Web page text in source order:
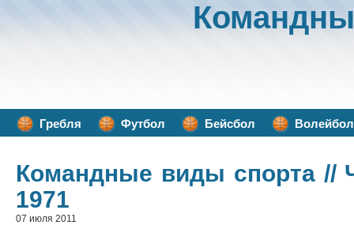
Гребля Футбол Бейсбол Волейбол
Командные виды спорта//
1971
07 июля 2011